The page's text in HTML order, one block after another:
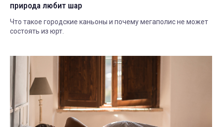
природа любит шар
Что такое городские каньоны и почему мегаполис не может
состоять из юрт.